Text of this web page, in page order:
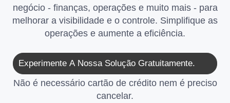
negócio - finanças, operações e muito mais - para
melhorar a visibilidade e o controle. Simplifique as
operações e aumente a eficiência.
Experimente A Nossa Solução Gratuitamente.
Não é necessário cartão de crédito nem é preciso
cancelar.